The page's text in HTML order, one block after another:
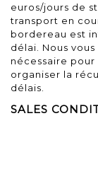
euros/jours de
transport en
bordereau est
délai. Nous
nécessaire
organiser la
délais.
SALES